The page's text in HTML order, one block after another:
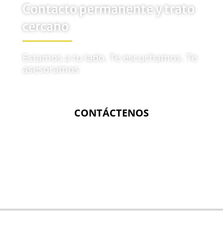
Contacto permanente y trato
cercano
Estamos a tu lado. Te escuchamos. Te
asesoramos
CONTÁCTENOS